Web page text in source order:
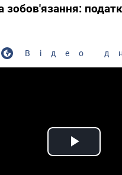
зобов'язання:
Відео
Play